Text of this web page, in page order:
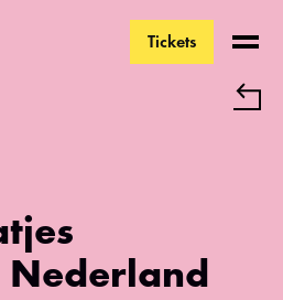
Tickets
Nederland